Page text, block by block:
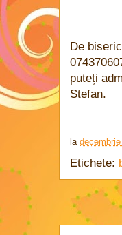
De
puteți
Stefan.
la
Etichete: